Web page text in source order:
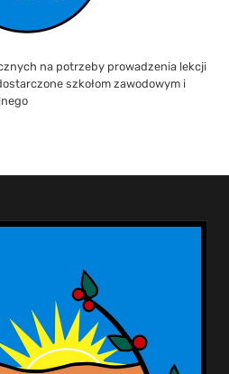
na potrzeby prowadzenia lekcji
szkołom zawodowym i